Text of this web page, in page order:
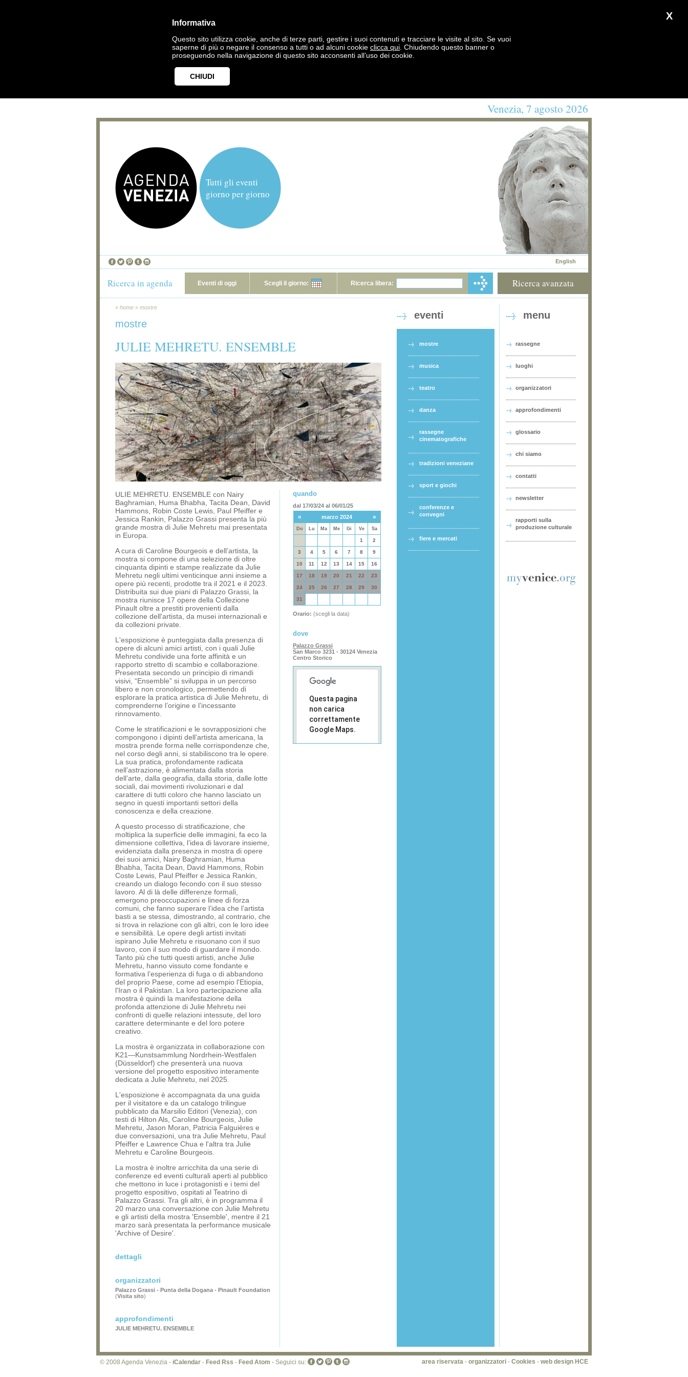
X
Informativa
Questo sito utilizza cookie, anche di terze parti, gestire i suoi contenuti e tracciare le visite al sito. Se vuoi
saperne di più o negare il consenso a tutti o ad alcuni cookie clicca qui . Chiudendo questo banner o
proseguendo nella navigazione di questo sito acconsenti all’uso dei cookie.
CHIUDI
Venezia, 7 agosto 2026
Tutti gli eventi
giorno per giorno
English
Ricerca in agenda Eventi di oggi Scegli il giorno: Ricerca libera: Ricerca avanzata
» home » mostre
mostre
JULIE MEHRETU. ENSEMBLE
ULIE MEHRETU. ENSEMBLE con Nairy
Baghramian, Huma Bhabha, Tacita Dean, David
Hammons, Robin Coste Lewis, Paul Pfeiffer e
Jessica Rankin, Palazzo Grassi presenta la più
grande mostra di Julie Mehretu mai presentata
in Europa.
A cura di Caroline Bourgeois e dell’artista, la
mostra si compone di una selezione di oltre
cinquanta dipinti e stampe realizzate da Julie
Mehretu negli ultimi venticinque anni insieme a
opere più recenti, prodotte tra il 2021 e il 2023.
Distribuita sui due piani di Palazzo Grassi, la
mostra riunisce 17 opere della Collezione
Pinault oltre a prestiti provenienti dalla
collezione dell'artista, da musei internazionali e
da collezioni private.
L'esposizione è punteggiata dalla presenza di
opere di alcuni amici artisti, con i quali Julie
Mehretu condivide una forte affinità e un
rapporto stretto di scambio e collaborazione.
Presentata secondo un principio di rimandi
visivi, “Ensemble” si sviluppa in un percorso
libero e non cronologico, permettendo di
esplorare la pratica artistica di Julie Mehretu, di
comprenderne l’origine e l’incessante
rinnovamento.
Come le stratificazioni e le sovrapposizioni che
compongono i dipinti dell’artista americana, la
mostra prende forma nelle corrispondenze che,
nel corso degli anni, si stabiliscono tra le opere.
La sua pratica, profondamente radicata
nell’astrazione, è alimentata dalla storia
dell’arte, dalla geografia, dalla storia, dalle lotte
sociali, dai movimenti rivoluzionari e dal
carattere di tutti coloro che hanno lasciato un
segno in questi importanti settori della
conoscenza e della creazione.
A questo processo di stratificazione, che
moltiplica la superficie delle immagini, fa eco la
dimensione collettiva, l’idea di lavorare insieme,
evidenziata dalla presenza in mostra di opere
dei suoi amici, Nairy Baghramian, Huma
Bhabha, Tacita Dean, David Hammons, Robin
Coste Lewis, Paul Pfeiffer e Jessica Rankin,
creando un dialogo fecondo con il suo stesso
lavoro. Al di là delle differenze formali,
emergono preoccupazioni e linee di forza
comuni, che fanno superare l’idea che l’artista
basti a se stessa, dimostrando, al contrario, che
si trova in relazione con gli altri, con le loro idee
e sensibilità. Le opere degli artisti invitati
ispirano Julie Mehretu e risuonano con il suo
lavoro, con il suo modo di guardare il mondo.
Tanto più che tutti questi artisti, anche Julie
Mehretu, hanno vissuto come fondante e
formativa l’esperienza di fuga o di abbandono
del proprio Paese, come ad esempio l'Etiopia,
l'Iran o il Pakistan. La loro partecipazione alla
mostra è quindi la manifestazione della
profonda attenzione di Julie Mehretu nei
confronti di quelle relazioni intessute, del loro
carattere determinante e del loro potere
creativo.
La mostra è organizzata in collaborazione con
K21—Kunstsammlung Nordrhein-Westfalen
(Düsseldorf) che presenterà una nuova
versione del progetto espositivo interamente
dedicata a Julie Mehretu, nel 2025.
L'esposizione è accompagnata da una guida
per il visitatore e da un catalogo trilingue
pubblicato da Marsilio Editori (Venezia), con
testi di Hilton Als, Caroline Bourgeois, Julie
Mehretu, Jason Moran, Patricia Falguières e
due conversazioni, una tra Julie Mehretu, Paul
Pfeiffer e Lawrence Chua e l'altra tra Julie
Mehretu e Caroline Bourgeois.
La mostra è inoltre arricchita da una serie di
conferenze ed eventi culturali aperti al pubblico
che mettono in luce i protagonisti e i temi del
progetto espositivo, ospitati al Teatrino di
Palazzo Grassi. Tra gli altri, è in programma il
20 marzo una conversazione con Julie Mehretu
e gli artisti della mostra 'Ensemble', mentre il 21
marzo sarà presentata la performance musicale
'Archive of Desire'.
dettagli
organizzatori
Palazzo Grassi - Punta della Dogana - Pinault Foundation
(Visita sito)
approfondimenti
JULIE MEHRETU. ENSEMBLE
quando
dal 17/03/24 al 06/01/25
« marzo 2024 »
Do Lu Ma Me Gi Ve Sa
1 2
3 4 5 6 7 8 9
10 11 12 13 14 15 16
17 18 19 20 21 22 23
24 25 26 27 28 29 30
31
Orario: (scegli la data)
dove
Palazzo Grassi
San Marco 3231 - 30124 Venezia
Centro Storico
Questa pagina
non carica
correttamente
Google Maps.
eventi
mostre
musica
teatro
danza
rassegne
cinematografiche
tradizioni veneziane
sport e giochi
conferenze e
convegni
fiere e mercati
menu
rassegne
luoghi
organizzatori
approfondimenti
glossario
chi siamo
contatti
newsletter
rapporti sulla
produzione culturale
area riservata - organizzatori - Cookies - web design HCE
© 2008 Agenda Venezia - iCalendar - Feed Rss - Feed Atom - Seguici su: